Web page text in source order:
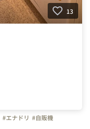
13
#エナドリ #自販機